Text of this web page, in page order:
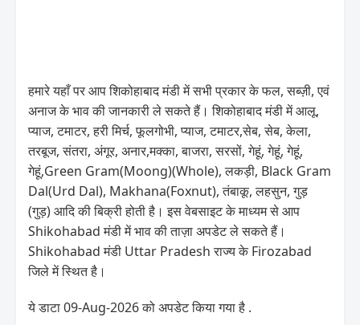
हमारे यहाँ पर आप शिकोहाबाद मंडी में सभी प्रकार के फल, सब्ज़ी, एवं
अनाज के भाव की जानकारी ले सकते हैं। शिकोहाबाद मंडी में आलू,
प्याज, टमाटर, हरी मिर्च, फूलगोभी, प्याज, टमाटर,सेब, सेब, केला,
तरबूज, संतरा, अंगूर, अनार,मक्का, बाजरा, सरसों, गेहूं, गेहूं, गेहूं,
गेहूं,Green Gram(Moong)(Whole), लकड़ी, Black Gram
Dal(Urd Dal), Makhana(Foxnut), तंबाकू, लहसुन, गुड़
(गुड़) आदि की बिक्री होती है। इस वेबसाइट के माध्यम से आप
Shikohabad मंडी में भाव की ताज़ा अपडेट ले सकते हैं।
Shikohabad मंडी Uttar Pradesh राज्य के Firozabad
जिले में स्थित है।
ये डाटा 09-Aug-2026 को अपडेट किया गया है .